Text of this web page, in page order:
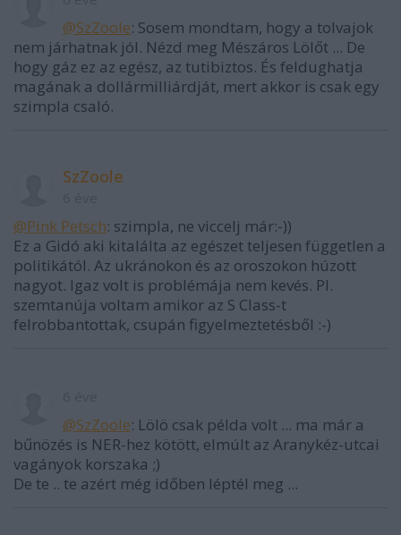
@SzZoole: Sosem mondtam, hogy a tolvajok
nem járhatnak jól. Nézd meg Mészáros Lölőt ... De
hogy gáz ez az egész, az tutibiztos. És feldughatja
magának a dollármilliárdját, mert akkor is csak egy
szimpla csaló.
SzZoole
@Pink Petsch: szimpla, ne viccelj már:-))
Ez a Gidó aki kitalálta az egészet teljesen független a
politikától. Az ukránokon és az oroszokon húzott
nagyot. Igaz volt is problémája nem kevés. Pl.
szemtanúja voltam amikor az S Class-t
felrobbantottak, csupán figyelmeztetésből :-)
@SzZoole: Lölö csak példa volt ... ma már a
bűnözés is NER-hez kötött, elmúlt az Aranykéz-utcai
vagányok korszaka ;)
De te .. te azért még időben léptél meg ...